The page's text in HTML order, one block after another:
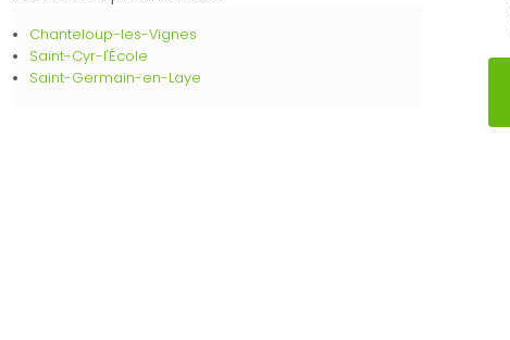
Chanteloup-les-Vignes
Saint-Cyr-l'École
Saint-Germain-en-Laye